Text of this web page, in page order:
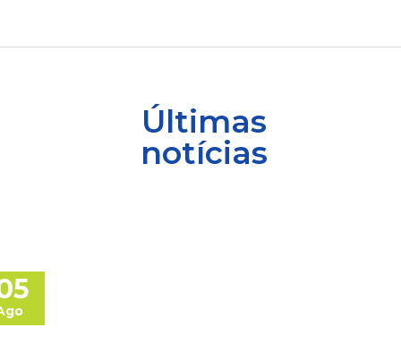
Últimas
notícias